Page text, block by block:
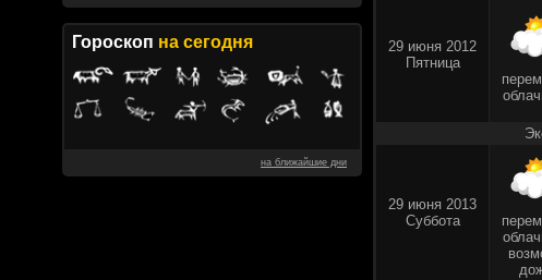
Гороскоп на сегодня
на ближайшие дни
29 июня 2012
Пятница
29 июня 2013
Суббота